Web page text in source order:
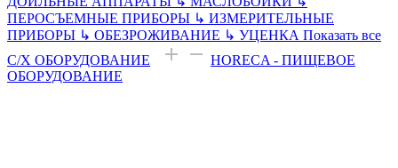
ПЕРОСЪЕМНЫЕ ПРИБОРЫ ↳ ИЗМЕРИТЕЛЬНЫЕ
ПРИБОРЫ ↳ ОБЕЗРОЖИВАНИЕ ↳ УЦЕНКА Показать все
С/Х ОБОРУДОВАНИЕ
HORECA - ПИЩЕВОЕ
ОБОРУДОВАНИЕ